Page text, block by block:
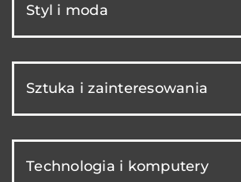
Styl i moda
Sztuka i zainteresowania
Technologia i komputery